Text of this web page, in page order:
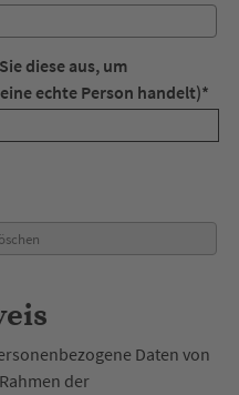
diese aus, um
echte Person handelt)*
Daten von
der